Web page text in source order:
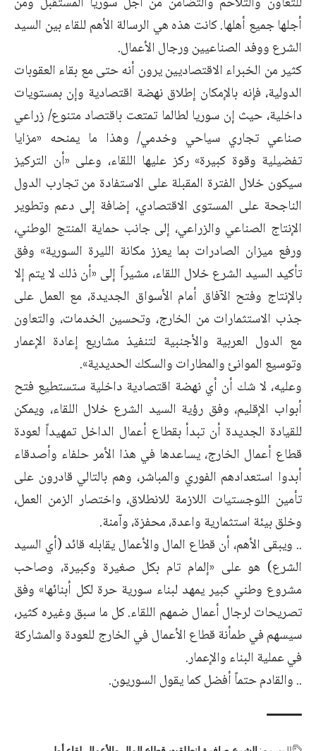
أجلها جميع أهلها. كانت هذه هي الرسالة الأهم للقاء بين السيد
الشرع ووفد الصناعيين ورجال الأعمال.
كثير من الخبراء الاقتصاديين يرون أنه حتى مع بقاء العقوبات
الدولية، فإنه بالإمكان إطلاق نهضة اقتصادية وإن بمستويات
داخلية، حيث إن سوريا لطالما تمتعت باقتصاد متنوع/ زراعي
صناعي تجاري سياحي وخدمي/ وهذا ما يمنحه «مزايا
تفضيلية وقوة كبيرة» ركز عليها اللقاء، وعلى «أن التركيز
سيكون خلال الفترة المقبلة على الاستفادة من تجارب الدول
الناجحة على المستوى الاقتصادي، إضافة إلى دعم وتطوير
الإنتاج الصناعي والزراعي، إلى جانب حماية المنتج الوطني،
ورفع ميزان الصادرات بما يعزز مكانة الليرة السورية» وفق
تأكيد السيد الشرع خلال اللقاء، مشيراً إلى «أن ذلك لا يتم إلا
بالإنتاج وفتح الآفاق أمام الأسواق الجديدة، مع العمل على
جذب الاستثمارات من الخارج، وتحسين الخدمات، والتعاون
مع الدول العربية والأجنبية لتنفيذ مشاريع إعادة الإعمار
وتوسيع الموانئ والمطارات والسكك الحديدية».
وعليه، لا شك أن أي نهضة اقتصادية داخلية ستستطيع فتح
أبواب الإقليم، وفق رؤية السيد الشرع خلال اللقاء، ويمكن
للقيادة الجديدة أن تبدأ بقطاع أعمال الداخل تمهيداً لعودة
قطاع أعمال الخارج، يساعدها في هذا الأمر حلفاء وأصدقاء
أبدوا استعدادهم الفوري والمباشر، وهم بالتالي قادرون على
تأمين اللوجستيات اللازمة للانطلاق، واختصار الزمن العمل،
وخلق بيئة استثمارية واعدة، محفزة، وآمنة.
.. ويبقى الأهم، أن قطاع المال والأعمال يقابله قائد (أي السيد
الشرع) هو على «إلمام تام بكل صغيرة وكبيرة، وصاحب
مشروع وطني كبير يمهد لبناء سورية حرة لكل أبنائها» وفق
تصريحات لرجال أعمال ضمهم اللقاء. كل ما سبق وغيره كثير،
سيسهم في طمأنة قطاع الأعمال في الخارج للعودة والمشاركة
في عملية البناء والإعمار.
.. والقادم حتماً أفضل كما يقول السوريون.